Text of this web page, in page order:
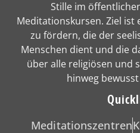
Stille im
Meditationskursen. Ziel ist
zu fördern, die der
Menschen dient und die
über alle religiösen und
hinweg
Meditationszentren